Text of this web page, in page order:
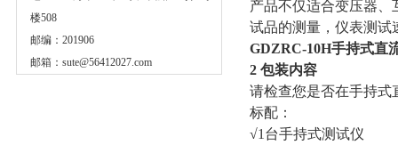
楼508
邮编：201906
邮箱： sute@56412027.com
产品不仅适合变压器、
试品的测量，仪表测试
GDZRC-10H手持式直
2 包装内容
请检查您是否在手持式
标配：
√1台手持式测试仪